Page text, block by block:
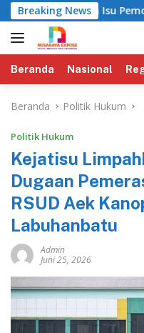
Langsung
ke
konten
Breaking News
Periksa Isu Pemotongan
Beranda Nasional
Beranda Politik Hukum
Politik Hukum
‎Kejatisu
Dugaan
RSUD Aek
Labuhanbatu
Admin
Juni 25, 2026